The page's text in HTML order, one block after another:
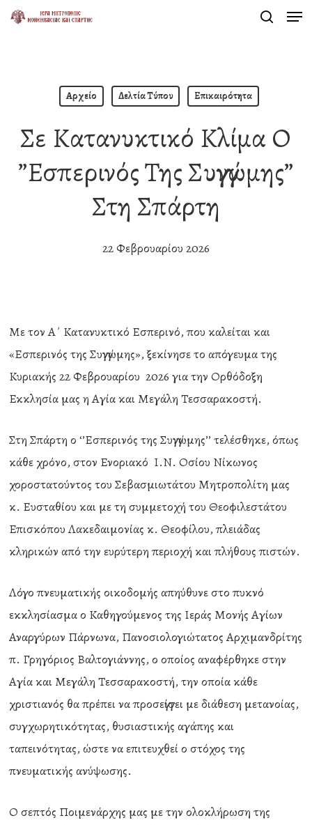
Skip
Αρχείο Δελτία Τύπου Επικαιρότητα
Σε Κατανυκτικό Κλίμα Ο
”Εσπερινός Της Συγγνώμης”
Στη Σπάρτη
22 Φεβρουαρίου 2026
Με τον Α΄ Κατανυκτικό Εσπερινό, που καλείται και
«Εσπερινός της Συγγνώμης», ξεκίνησε το απόγευμα της
Κυριακής 22 Φεβρουαρίου 2026 για την Ορθόδοξη
Εκκλησία μας η Αγία και Μεγάλη Τεσσαρακοστή.
Στη Σπάρτη ο ‘’Εσπερινός της Συγγνώμης’’ τελέσθηκε, όπως
κάθε χρόνο, στον Ενοριακό Ι.Ν. Οσίου Νίκωνος
χοροστατούντος του Σεβασμιωτάτου Μητροπολίτη μας
κ. Ευσταθίου και με τη συμμετοχή του Θεοφιλεστάτου
Επισκόπου Λακεδαιμονίας κ. Θεοφίλου, πλειάδας
κληρικών από την ευρύτερη περιοχή και πλήθους πιστών.
Λόγο πνευματικής οικοδομής απηύθυνε στο πυκνό
εκκλησίασμα ο Καθηγούμενος της Ιεράς Μονής Αγίων
Αναργύρων Πάρνωνα, Πανοσιολογιώτατος Αρχιμανδρίτης
π. Γρηγόριος Βαλτογιάννης, ο οποίος αναφέρθηκε στην
Αγία και Μεγάλη Τεσσαρακοστή, την οποία κάθε
χριστιανός θα πρέπει να προσεγγίσει με διάθεση μετανοίας,
συγχωρητικότητας, θυσιαστικής αγάπης και
ταπεινότητας, ώστε να επιτευχθεί ο στόχος της
πνευματικής ανύψωσης.
Ο σεπτός Ποιμενάρχης μας με την ολοκλήρωση της